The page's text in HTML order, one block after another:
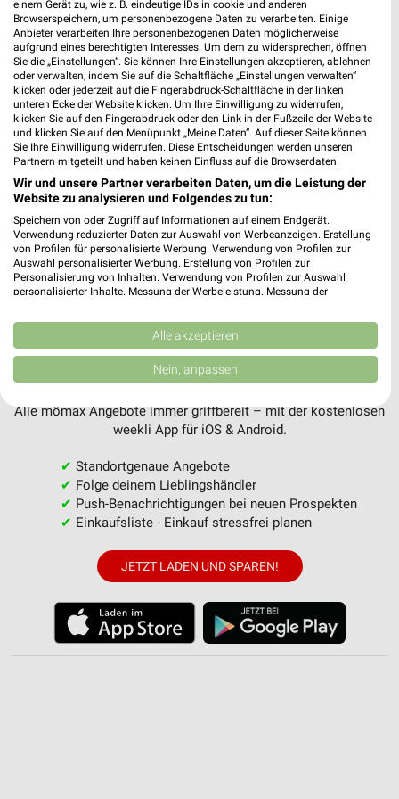
MEHR PROSPEKTE
weekli - Prospekte & Angebote App
Alle mömax Angebote immer griffbereit – mit der kostenlosen
weekli App für iOS & Android.
✔ Standortgenaue Angebote
✔ Folge deinem Lieblingshändler
✔ Push-Benachrichtigungen bei neuen Prospekten
✔ Einkaufsliste - Einkauf stressfrei planen
JETZT LADEN UND SPAREN!
einem Gerät zu, wie z. B. eindeutige IDs in cookie und anderen
Browserspeichern, um personenbezogene Daten zu verarbeiten. Einige
Anbieter verarbeiten Ihre personenbezogenen Daten möglicherweise
aufgrund eines berechtigten Interesses. Um dem zu widersprechen, öffnen
Sie die „Einstellungen“. Sie können Ihre Einstellungen akzeptieren, ablehnen
oder verwalten, indem Sie auf die Schaltfläche „Einstellungen verwalten“
klicken oder jederzeit auf die Fingerabdruck-Schaltfläche in der linken
unteren Ecke der Website klicken. Um Ihre Einwilligung zu widerrufen,
klicken Sie auf den Fingerabdruck oder den Link in der Fußzeile der Website
und klicken Sie auf den Menüpunkt „Meine Daten“. Auf dieser Seite können
Sie Ihre Einwilligung widerrufen. Diese Entscheidungen werden unseren
Partnern mitgeteilt und haben keinen Einfluss auf die Browserdaten.
Wir und unsere Partner verarbeiten Daten, um die Leistung der
Website zu analysieren und Folgendes zu tun:
Speichern von oder Zugriff auf Informationen auf einem Endgerät.
Verwendung reduzierter Daten zur Auswahl von Werbeanzeigen. Erstellung
von Profilen für personalisierte Werbung. Verwendung von Profilen zur
Auswahl personalisierter Werbung. Erstellung von Profilen zur
Personalisierung von Inhalten. Verwendung von Profilen zur Auswahl
personalisierter Inhalte. Messung der Werbeleistung. Messung der
Kombinationen von Daten aus verschiedenen Quellen. Entwicklung und
Verbesserung der Angebote. Verwendung reduzierter Daten zur Auswahl
von Inhalten.
Daten können außerhalb der Europäischen Union weitergegeben und in die
Website/App.
Partnerliste anzeigen (1 IAB-Anbieter)
Wir nutzen Ihre Daten für folgende Zwecke:
IAB-Verarbeitungszwecke:
Speichern von oder Zugriff auf Informationen
auf einem Endgerät
Verwendung reduzierter Daten zur Auswahl von
Werbeanzeigen
Erstellung von Profilen für personalisierte
Werbung
Alle akzeptieren
Nein, anpassen